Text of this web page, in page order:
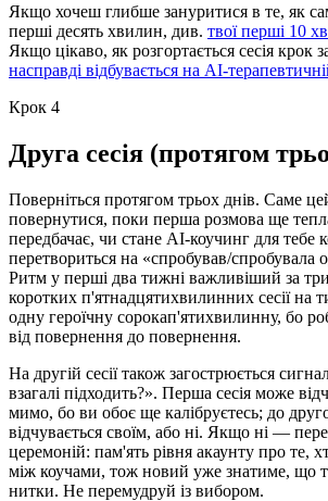
Якщо хочеш глибше зануритися в те, як
перші десять хвилин, див. твої перші 10
Якщо цікаво, як розгортається сесія крок
насправді відбувається на AI-
Крок 4
Друга сесія (протягом
Поверніться протягом трьох днів. Саме
повернутися, поки перша розмова ще
передбачає, чи стане AI-коучинг для тебе
перетвориться на «спробував/спробувала
Ритм у перші два тижні важливіший за
коротких п'ятнадцятихвилинних сесії на
одну героїчну сорокап'ятихвилинну, бо
від повернення до повернення.
На другій сесії також загострюється
взагалі підходить?». Перша сесія може
мимо, бо ви обоє ще калібруєтесь; до
відчувається своїм, або ні. Якщо ні —
церемоній: пам'ять рівня акаунту про те,
між коучами, тож новий уже знатиме, що
нитки. Не перемудруй із вибором.